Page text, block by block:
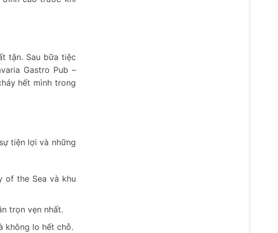
tận. Sau bữa tiệc
Gastro Pub –
hết mình trong
tiện lợi và những
of the Sea và khu
trọn vẹn nhất.
không lo hết chỗ.